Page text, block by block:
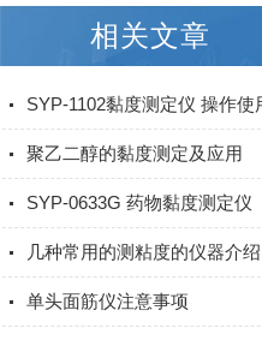
相关文章
聚乙二醇的黏度测定及应用
几种常用的测粘度的仪器介绍
单头面筋仪注意事项